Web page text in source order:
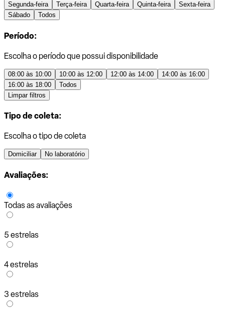
Segunda-feira Terça-feira Quarta-feira Quinta-feira
Sexta-feira
Sábado
Todos
Período:
Escolha o período que possui disponibilidade
08:00 às 10:00 10:00 às 12:00 12:00 às 14:00
14:00 às 16:00
16:00 às 18:00
Todos
Limpar filtros
Tipo de coleta:
Escolha o tipo de coleta
Domiciliar No laboratório
Avaliações:
Todas as avaliações
5 estrelas
4 estrelas
3 estrelas